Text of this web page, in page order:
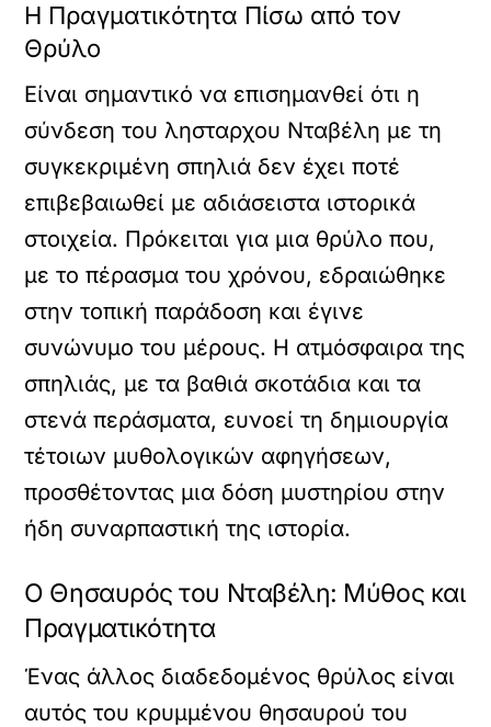
Η Πραγματικότητα Πίσω από τον
Θρύλο
Είναι σημαντικό να επισημανθεί ότι η
σύνδεση του λησταρχου Νταβέλη με τη
συγκεκριμένη σπηλιά δεν έχει ποτέ
επιβεβαιωθεί με αδιάσειστα ιστορικά
στοιχεία. Πρόκειται για μια θρύλο που,
με το πέρασμα του χρόνου, εδραιώθηκε
στην τοπική παράδοση και έγινε
συνώνυμο του μέρους. Η ατμόσφαιρα της
σπηλιάς, με τα βαθιά σκοτάδια και τα
στενά περάσματα, ευνοεί τη δημιουργία
τέτοιων μυθολογικών αφηγήσεων,
προσθέτοντας μια δόση μυστηρίου στην
ήδη συναρπαστική της ιστορία.
Ο Θησαυρός του Νταβέλη: Μύθος και
Πραγματικότητα
Ένας άλλος διαδεδομένος θρύλος είναι
αυτός του κρυμμένου θησαυρού του